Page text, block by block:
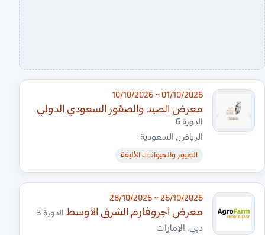
01/10/2026 ~ 10/10/2026
معرض الصيد والصقور السعودي الدولي
الدورة 6
الرياض, السعودية
الطيور والحيوانات الأليفة
26/10/2026 ~ 28/10/2026
معرض أجروفارم الشرق الأوسط الدورة 3
دبي, الإمارات